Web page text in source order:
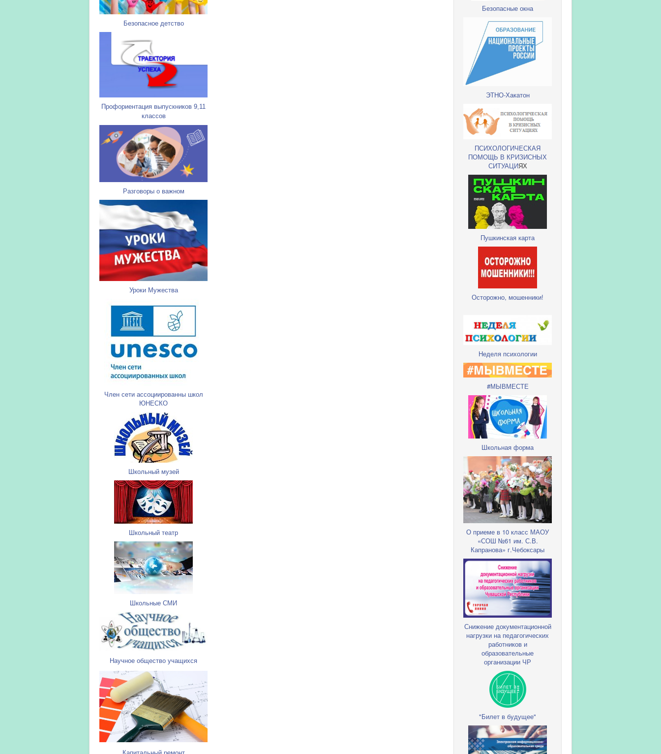
Безопасное детство
Профориентация выпускников 9,11
классов
Разговоры о важном
Уроки Мужества
Член сети ассоциированны школ
ЮНЕСКО
Школьный музей
Школьный театр
Школьные СМИ
Научное общество учащихся
Безопасные окна
ЭТНО-Хакатон
ПСИХОЛОГИЧЕСКАЯ
ПОМОЩЬ В КРИЗИСНЫХ
СИТУАЦИЯХ
Пушкинская карта
Осторожно, мошенники!
Неделя психологии
#МЫВМЕСТЕ
Школьная форма
О приеме в 10 класс МАОУ
«СОШ №61 им. С.В.
Капранова» г.Чебоксары
Снижение документационной
нагрузки на педагогических
работников и
образовательные
организации ЧР
"Билет в будущее"